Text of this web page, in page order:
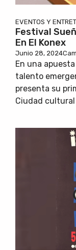
EVENTOS Y
Festival
En El Konex
Junio 28, 2024
En una
talento
presenta su
Ciudad cultural